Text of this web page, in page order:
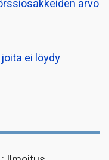
arvo
ei löydy